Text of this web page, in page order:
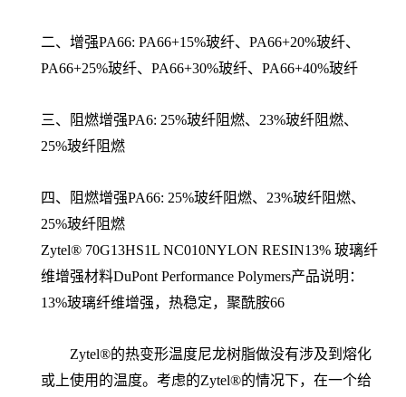
二、增强PA66: PA66+15%玻纤、PA66+20%玻纤、
PA66+25%玻纤、PA66+30%玻纤、PA66+40%玻纤
三、阻燃增强PA6: 25%玻纤阻燃、23%玻纤阻燃、
25%玻纤阻燃
四、阻燃增强PA66: 25%玻纤阻燃、23%玻纤阻燃、
25%玻纤阻燃
Zytel® 70G13HS1L NC010NYLON RESIN13% 玻璃纤
维增强材料DuPont Performance Polymers产品说明：
13%玻璃纤维增强，热稳定，聚酰胺66
Zytel®的热变形温度尼龙树脂做没有涉及到熔化
或上使用的温度。考虑的Zytel®的情况下，在一个给